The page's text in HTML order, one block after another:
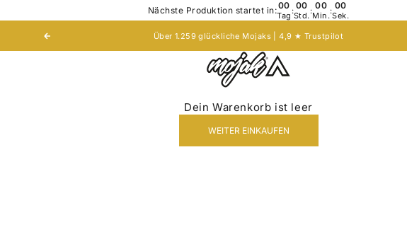
Nächste Produktion startet in:00
Tag
: 00
Std.
: 00
Min.
: 00
Sek.
Zurück Über 1.259 glückliche Mojaks | 4,9 ★ Trustpilot
Mojak - Hats to roam!
Dein Warenkorb ist leer
WEITER EINKAUFEN